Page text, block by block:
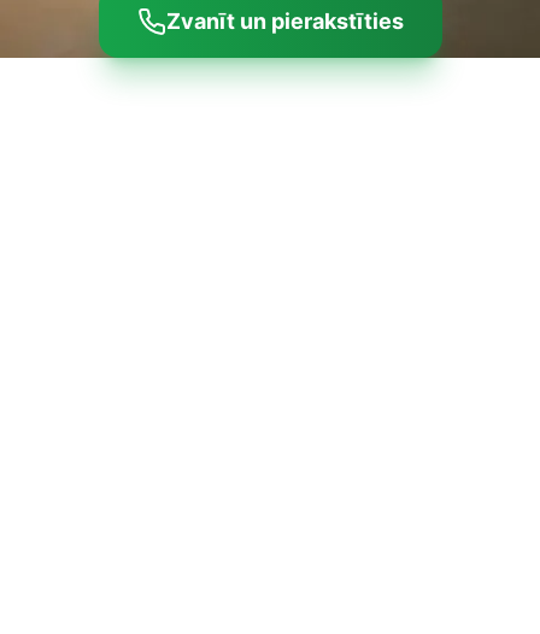
Zvanīt un pierakstīties